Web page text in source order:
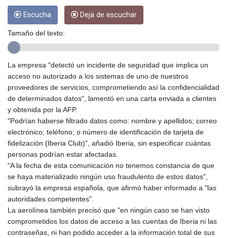
GGP 0.857346
GHS 13.535365
GNF
10130.304785
GTQ 8.80021
GYD 241.302858
HKD 9.049284
HRK 7.536546
HTG 150.809283
HUF 364.573259
IDR
20594.998152
ILS 3.463666
IMP 0.857346
IQD 1510.89449
IRR
1585920.982023
Escucha Deja de escuchar
Tamaño del texto:
La empresa "detectó un incidente de seguridad que implica un
acceso no autorizado a los sistemas de uno de nuestros
proveedores de servicios, comprometiendo así la confidencialidad
de determinados datos", lamentó en una carta enviada a clientes
y obtenida por la AFP.
"Podrían haberse filtrado datos como: nombre y apellidos; correo
electrónico; teléfono; o número de identificación de tarjeta de
fidelización (Iberia Club)", añadió Iberia, sin especificar cuántas
personas podrían estar afectadas.
"A la fecha de esta comunicación no tenemos constancia de que
se haya materializado ningún uso fraudulento de estos datos",
subrayó la empresa española, que afirmó haber informado a "las
autoridades competentes".
La aerolínea también precisó que "en ningún caso se han visto
comprometidos los datos de acceso a las cuentas de Iberia ni las
contraseñas, ni han podido acceder a la información total de sus